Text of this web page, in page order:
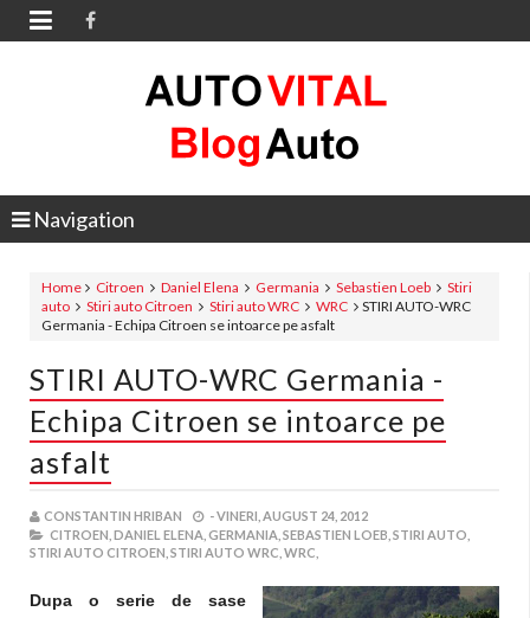

Navigation
Home Citroen Daniel Elena Germania Sebastien Loeb
Stiri
auto
Stiri auto Citroen Stiri auto WRC WRC
STIRI AUTO-WRC
Germania - Echipa Citroen se intoarce pe asfalt
STIRI AUTO-WRC Germania -
Echipa Citroen se intoarce pe
asfalt
CONSTANTIN HRIBAN -VINERI, AUGUST 24, 2012
CITROEN, DANIEL ELENA, GERMANIA, SEBASTIEN LOEB, STIRI AUTO,
STIRI AUTO CITROEN, STIRI AUTO WRC, WRC,
Dupa o serie de sase